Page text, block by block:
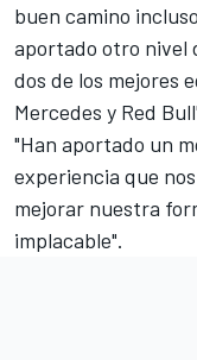
buen camino
aportado otro nivel
dos de los mejores
Mercedes y Red
"Han aportado un
experiencia que
mejorar nuestra
implacable".